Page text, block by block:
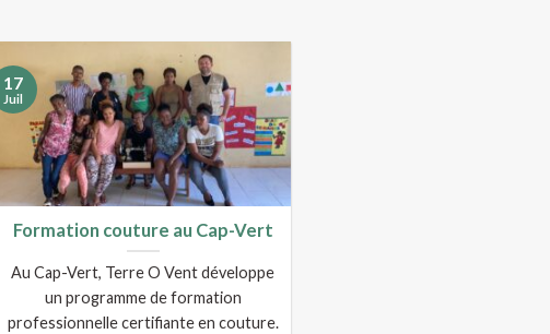
Formation couture au Cap-Vert
Au Cap-Vert, Terre O Vent développe
un programme de formation
professionnelle certifiante en couture.
17
Juil